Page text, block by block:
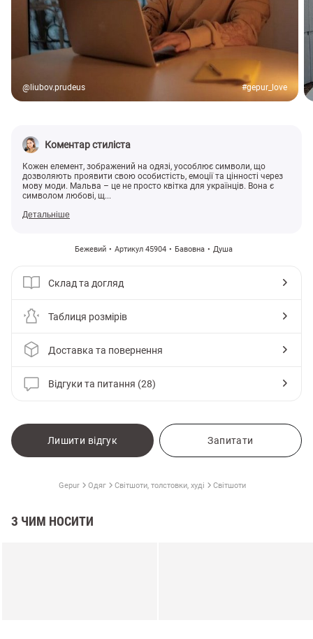
@liubov.prudeus #gepur_love
Коментар стиліста
Кожен елемент, зображений на одязі, уособлює символи, що
дозволяють проявити свою особистість, емоції та цінності через
мову моди. Мальва – це не просто квітка для українців. Вона є
символом любові, щ...
Детальніше
Бежевий Артикул 45904 Бавовна Душа
Склад та догляд
Таблиця розмірів
Доставка та повернення
Відгуки та питання (28)
Лишити відгук Запитати
Gepur Одяг Світшоти, толстовки, худі Світшоти
З ЧИМ НОСИТИ